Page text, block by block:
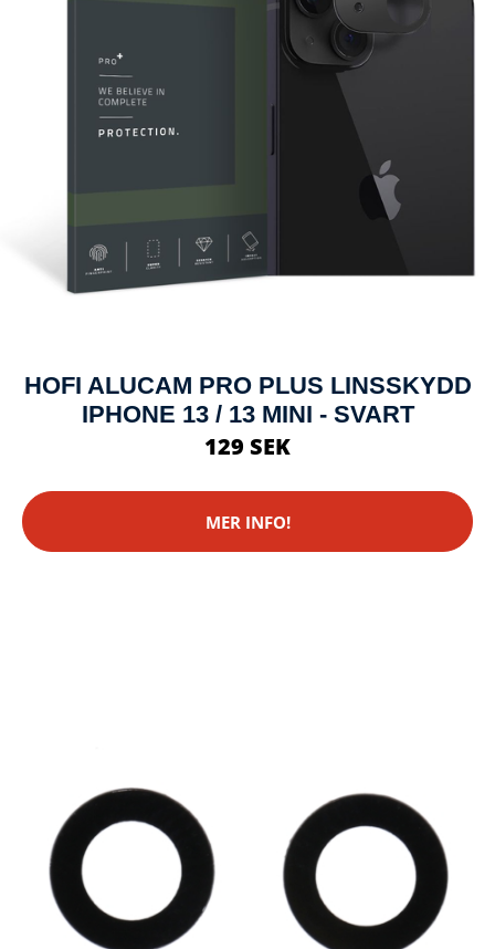
HOFI ALUCAM PRO PLUS LINSSKYDD
IPHONE 13 / 13 MINI - SVART
129 SEK
MER INFO!